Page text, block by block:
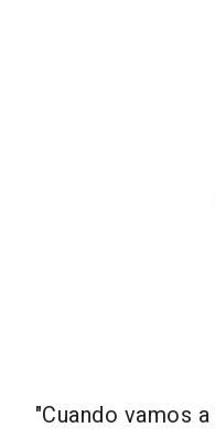
"Cuando vamos